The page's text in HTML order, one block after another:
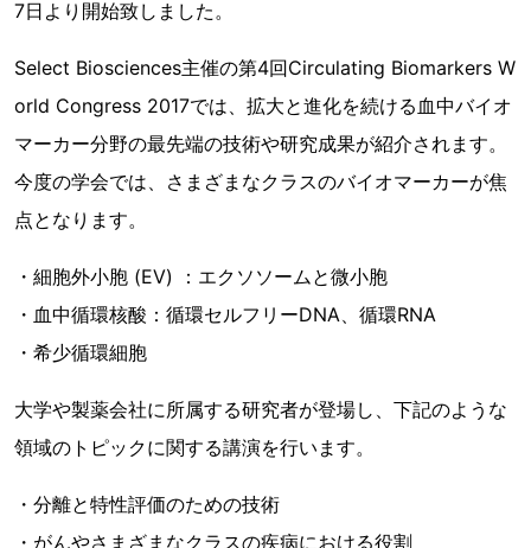
7日より開始致しました。
Select Biosciences主催の第4回Circulating Biomarkers W
orld Congress 2017では、拡大と進化を続ける血中バイオ
マーカー分野の最先端の技術や研究成果が紹介されます。
今度の学会では、さまざまなクラスのバイオマーカーが焦
点となります。
・細胞外小胞 (EV) ：エクソソームと微小胞
・血中循環核酸：循環セルフリーDNA、循環RNA
・希少循環細胞
大学や製薬会社に所属する研究者が登場し、下記のような
領域のトピックに関する講演を行います。
・分離と特性評価のための技術
・がんやさまざまなクラスの疾病における役割